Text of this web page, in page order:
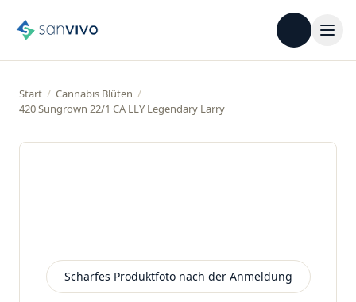
Start / Cannabis Blüten /
420 Sungrown 22/1 CA LLY Legendary Larry
Scharfes Produktfoto nach der Anmeldung